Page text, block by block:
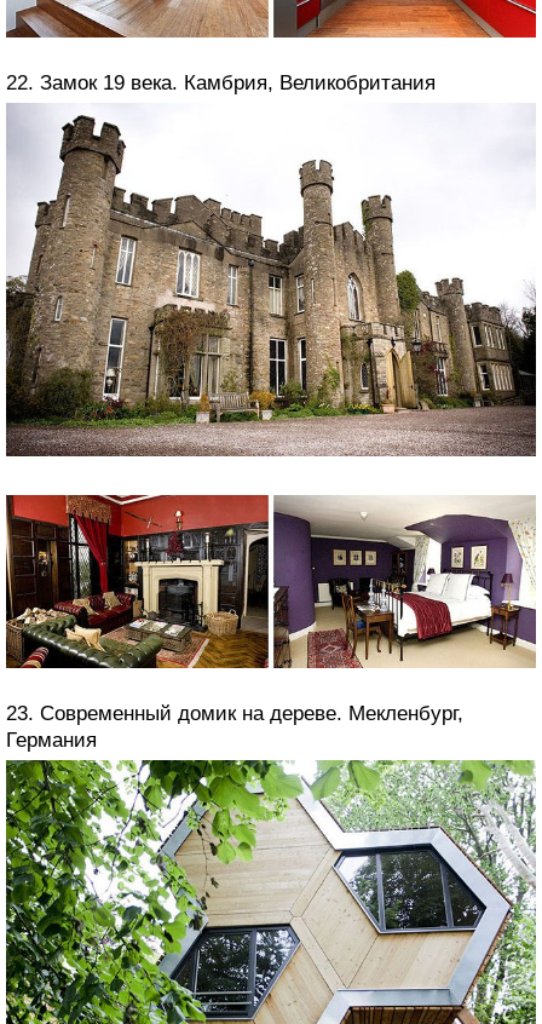
22. Замок 19 века. Камбрия, Великобритания
23. Современный домик на дереве. Мекленбург,
Германия